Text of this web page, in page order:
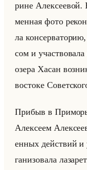
рине Алек­се­евой.
мен­ная фото
ла
сом и
озера Хасан
во­сто­ке
При­быв в
Алек­се­ем
ен­ных действий
га­ни­зо­ва­ла